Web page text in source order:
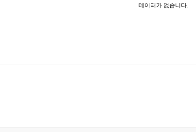
데이터가 없습니다.